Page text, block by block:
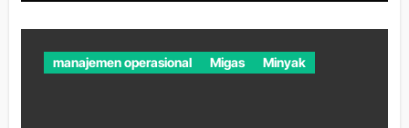
manajemen operasional Migas Minyak